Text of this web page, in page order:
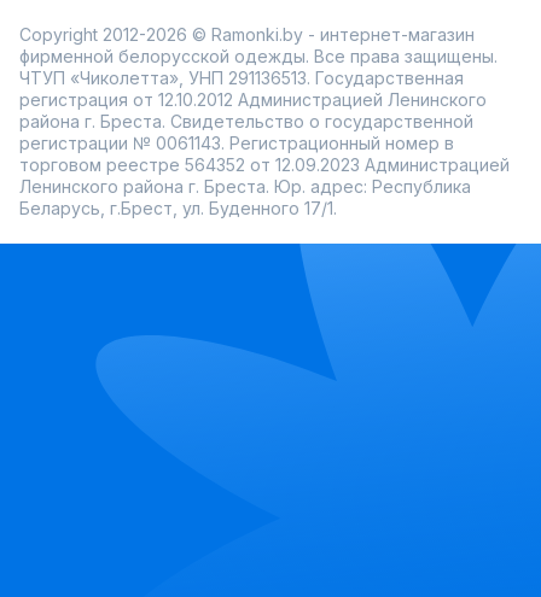
Copyright 2012-2026 © Ramonki.by - интернет-магазин
фирменной белорусской одежды. Все права защищены.
ЧТУП «Чиколетта», УНП 291136513. Государственная
регистрация от 12.10.2012 Администрацией Ленинского
района г. Бреста. Свидетельство о государственной
регистрации № 0061143. Регистрационный номер в
торговом реестре 564352 от 12.09.2023 Администрацией
Ленинского района г. Бреста. Юр. адрес: Республика
Беларусь, г.Брест, ул. Буденного 17/1.